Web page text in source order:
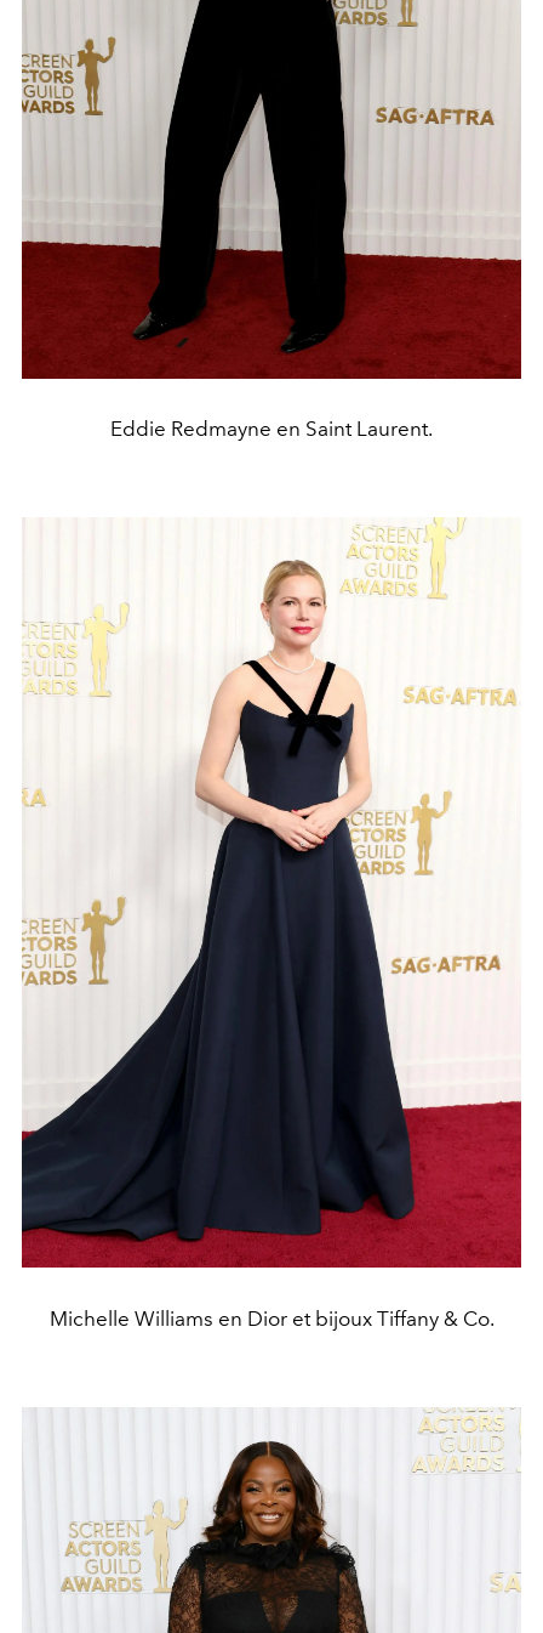
Eddie Redmayne en Saint Laurent.
Michelle Williams en Dior et bijoux Tiffany & Co.